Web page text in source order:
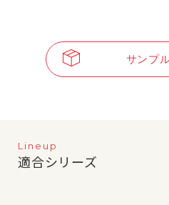
サンプ
Lineup
適合シリーズ